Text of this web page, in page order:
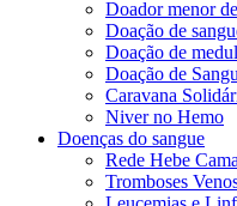
Doador menor
Doação de
Doação de
Doação de
Caravana
Niver no Hemo
Doenças do sangue
Rede Hebe
Tromboses